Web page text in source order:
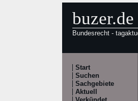
buzer.de
Bundesrecht -
Start
Suchen
Sachgebiete
Aktuell